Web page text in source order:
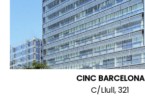
CINC BARCELONA
C/Llull, 321